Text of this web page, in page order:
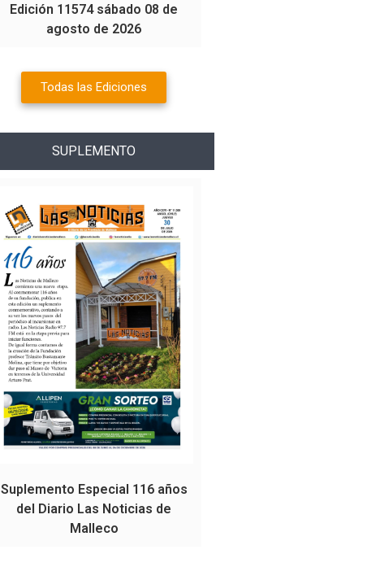
Edición 11574 sábado 08 de
agosto de 2026
Todas las Ediciones
SUPLEMENTO
Suplemento Especial 116 años
del Diario Las Noticias de
Malleco